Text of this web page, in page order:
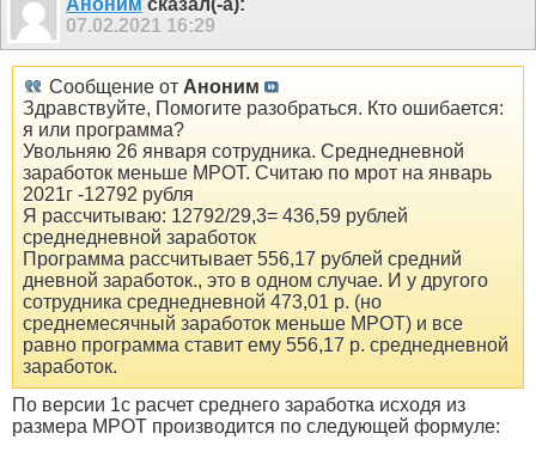
Аноним сказал(-а):
07.02.2021 16:29
Сообщение от Аноним
Здравствуйте, Помогите разобраться. Кто ошибается:
я или программа?
Увольняю 26 января сотрудника. Среднедневной
заработок меньше МРОТ. Считаю по мрот на январь
2021г -12792 рубля
Я рассчитываю: 12792/29,3= 436,59 рублей
среднедневной заработок
Программа рассчитывает 556,17 рублей средний
дневной заработок., это в одном случае. И у другого
сотрудника среднедневной 473,01 р. (но
среднемесячный заработок меньше МРОТ) и все
равно программа ставит ему 556,17 р. среднедневной
заработок.
По версии 1с расчет среднего заработка исходя из
размера МРОТ производится по следующей формуле: